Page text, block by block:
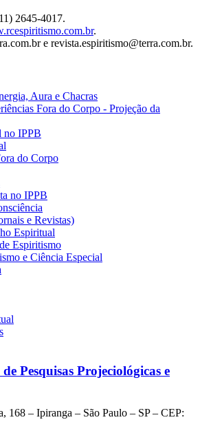
2645-4017.
.
e revista.espiritismo@terra.com.br.
Aura e Chacras
Fora do Corpo - Projeção da
no IPPB
do Corpo
no IPPB
e Revistas)
Espiritual
Espiritismo
e Ciência Especial
Pesquisas Projeciológicas e
168 – Ipiranga – São Paulo – SP – CEP: